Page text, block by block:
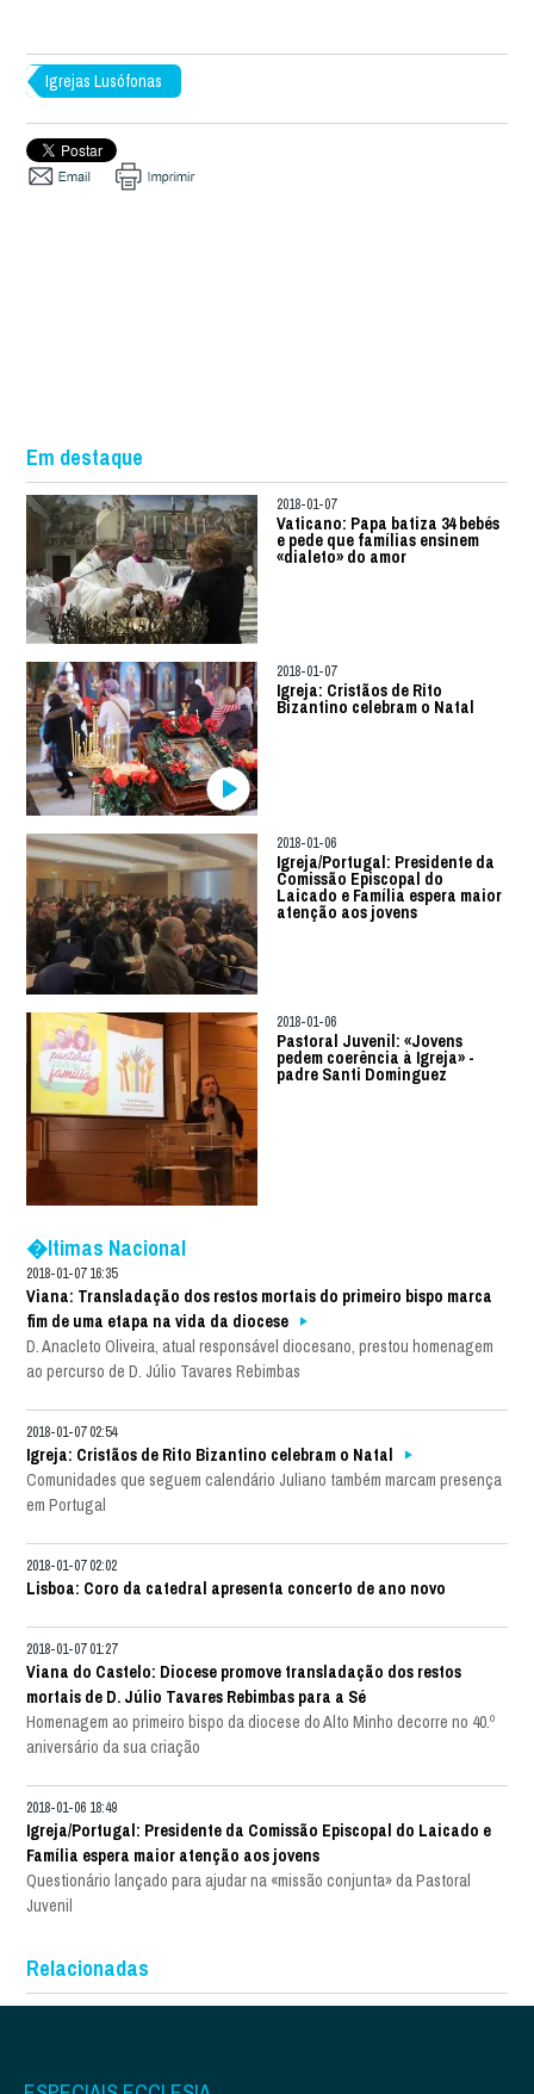
Igrejas Lusófonas
Em destaque
2018-01-07
Vaticano: Papa batiza 34 bebés
e pede que famílias ensinem
«dialeto» do amor
2018-01-07
Igreja: Cristãos de Rito
Bizantino celebram o Natal
2018-01-06
Igreja/Portugal: Presidente da
Comissão Episcopal do
Laicado e Família espera maior
atenção aos jovens
2018-01-06
Pastoral Juvenil: «Jovens
pedem coerência à Igreja» -
padre Santi Dominguez
�ltimas Nacional
2018-01-07 16:35
Viana: Transladação dos restos mortais do primeiro bispo marca
fim de uma etapa na vida da diocese
D. Anacleto Oliveira, atual responsável diocesano, prestou homenagem
ao percurso de D. Júlio Tavares Rebimbas
2018-01-07 02:54
Igreja: Cristãos de Rito Bizantino celebram o Natal
Comunidades que seguem calendário Juliano também marcam presença
em Portugal
2018-01-07 02:02
Lisboa: Coro da catedral apresenta concerto de ano novo
2018-01-07 01:27
Viana do Castelo: Diocese promove transladação dos restos
mortais de D. Júlio Tavares Rebimbas para a Sé
Homenagem ao primeiro bispo da diocese do Alto Minho decorre no 40.º
aniversário da sua criação
2018-01-06 18:49
Igreja/Portugal: Presidente da Comissão Episcopal do Laicado e
Família espera maior atenção aos jovens
Questionário lançado para ajudar na «missão conjunta» da Pastoral
Juvenil
Relacionadas